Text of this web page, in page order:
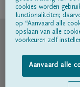
Volg ons op
cookies worden
functionaliteiten;
op “Aanvaard alle
opslaan van alle
voorkeuren zelf
Aanvaard alle